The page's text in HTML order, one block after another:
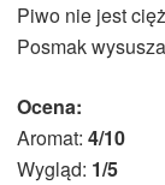
Piwo nie jest
Posmak
Ocena:
Aromat: 4/10
Wygląd: 1/5